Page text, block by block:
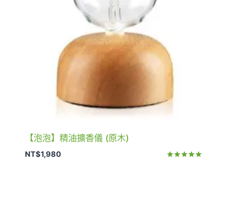
【泡泡】精油擴香儀 (原木)
NT$1,980